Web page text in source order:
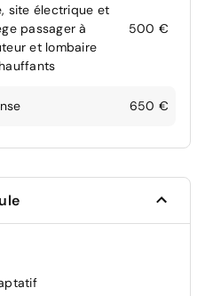
site électrique et
passager à
et lombaire
500 €
650 €